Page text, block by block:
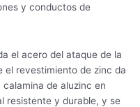
y conductos de
el acero del ataque de la
el revestimiento de zinc da
de aluzinc en
resistente y durable, y se